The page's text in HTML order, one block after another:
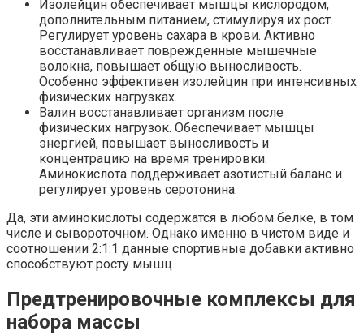
Изолейцин обеспечивает мышцы кислородом,
дополнительным питанием, стимулируя их рост.
Регулирует уровень сахара в крови. Активно
восстанавливает поврежденные мышечные
волокна, повышает общую выносливость.
Особенно эффективен изолейцин при интенсивных
физических нагрузках.
Валин восстанавливает организм после
физических нагрузок. Обеспечивает мышцы
энергией, повышает выносливость и
концентрацию на время тренировки.
Аминокислота поддерживает азотистый баланс и
регулирует уровень серотонина.
Да, эти аминокислоты содержатся в любом белке, в том
числе и сывороточном. Однако именно в чистом виде и
соотношении 2:1:1 данные спортивные добавки активно
способствуют росту мышц.
Предтренировочные комплексы для
набора массы